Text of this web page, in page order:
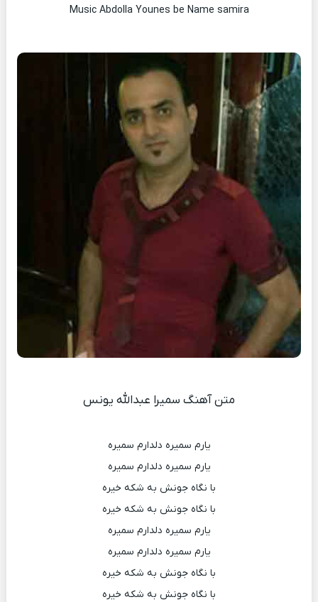
Music Abdolla Younes be Name samira
متن آهنگ سمیرا عبدالله یونس
یارم سمیره دلدارم سمیره
یارم سمیره دلدارم سمیره
با نگاه جونش به شکه خیره
با نگاه جونش به شکه خیره
یارم سمیره دلدارم سمیره
یارم سمیره دلدارم سمیره
با نگاه جونش به شکه خیره
با نگاه جونش به شکه خیره